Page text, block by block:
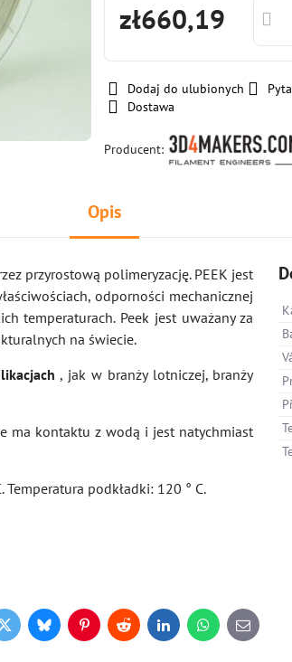
zł660,19
Dodaj do ulubionych
Dostawa
Producent:
Opis
przyrostową polimeryzację. PEEK jest
odporności mechanicznej
temperaturach. Peek jest uważany za
na świecie.
, jak w branży lotniczej, branży
ma kontaktu z wodą i jest natychmiast
Temperatura podkładki: 120 ° C.
TwitterBlueskyPinterestRedditLinkedInWhatsApp
E-
mail